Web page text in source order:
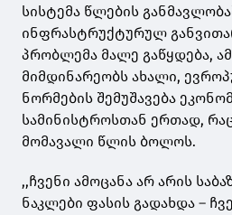
სისტემა წლების
ინფრასტრუქტურულ
პრობლემა მალე გაწყდება,
მიმდინარეობს ახალი,
ნორმების შემუშავება
სამინისტროსთან ერთად,
მომავალი წლის ბოლოს.
,,ჩვენი ამოცანა არ არის
ნაკლები ფასის გადახდა –